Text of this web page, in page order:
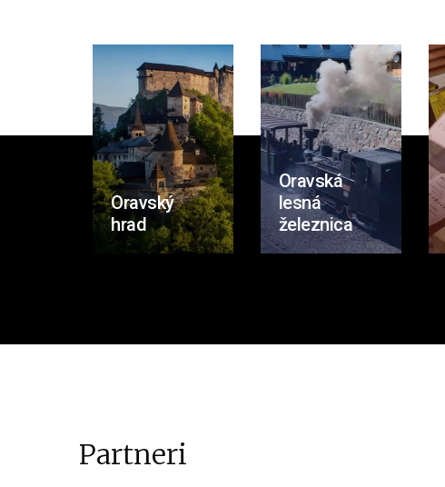
Oravský
hrad
Oravská
lesná
železnica
Partneri